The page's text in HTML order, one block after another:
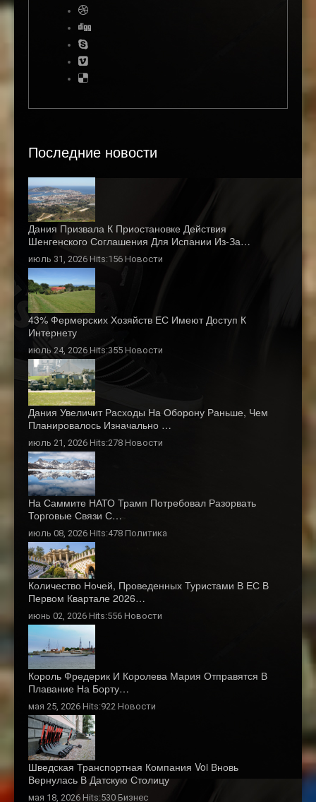
Последние новости
Дания Призвала К Приостановке Действия
Шенгенского Соглашения Для Испании Из-За…
июль 31, 2026 Hits:156 Новости
43% Фермерских Хозяйств ЕС Имеют Доступ К
Интернету
июль 24, 2026 Hits:355 Новости
Дания Увеличит Расходы На Оборону Раньше, Чем
Планировалось Изначально …
июль 21, 2026 Hits:278 Новости
На Саммите НАТО Трамп Потребовал Разорвать
Торговые Связи С…
июль 08, 2026 Hits:478 Политика
Количество Ночей, Проведенных Туристами В ЕС В
Первом Квартале 2026…
июнь 02, 2026 Hits:556 Новости
Король Фредерик И Королева Мария Отправятся В
Плавание На Борту…
мая 25, 2026 Hits:922 Новости
Шведская Транспортная Компания Voi Вновь
Вернулась В Датскую Столицу
мая 18, 2026 Hits:530 Бизнес